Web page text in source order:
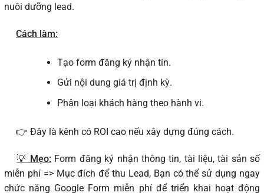
nuôi dưỡng lead.
Cách làm:
Tạo form đăng ký nhận tin.
Gửi nội dung giá trị định kỳ.
Phân loại khách hàng theo hành vi.
👉 Đây là kênh có ROI cao nếu xây dựng đúng cách.
💡 Mẹo: Form đăng ký nhận thông tin, tài liệu, tài sản số
miễn phí => Mục đích để thu Lead, Bạn có thể sử dụng ngay
chức năng Google Form miễn phí để triển khai hoạt động